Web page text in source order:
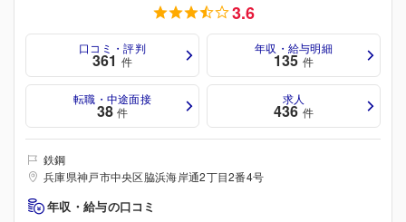
3.6
口コミ・評判
361 件
年収・給与明細
135 件
転職・中途面接
38 件
求人
436 件
鉄鋼
兵庫県神戸市中央区脇浜海岸通2丁目2番4号
年収・給与の口コミ